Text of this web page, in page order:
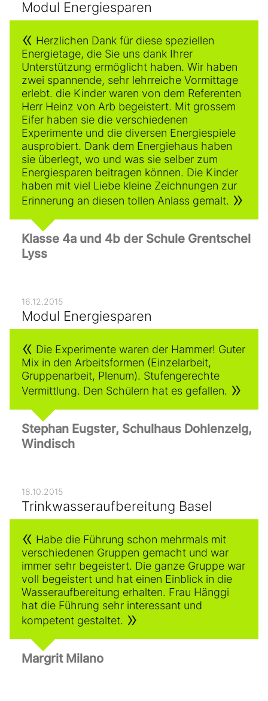
Modul Energiesparen
Herzlichen Dank für diese speziellen
Energietage, die Sie uns dank Ihrer
Unterstützung ermöglicht haben. Wir haben
zwei spannende, sehr lehrreiche Vormittage
erlebt. die Kinder waren von dem Referenten
Herr Heinz von Arb begeistert. Mit grossem
Eifer haben sie die verschiedenen
Experimente und die diversen Energiespiele
ausprobiert. Dank dem Energiehaus haben
sie überlegt, wo und was sie selber zum
Energiesparen beitragen können. Die Kinder
haben mit viel Liebe kleine Zeichnungen zur
Erinnerung an diesen tollen Anlass gemalt.
Klasse 4a und 4b der Schule Grentschel
Lyss
16.12.2015
Modul Energiesparen
Die Experimente waren der Hammer! Guter
Mix in den Arbeitsformen (Einzelarbeit,
Gruppenarbeit, Plenum). Stufengerechte
Vermittlung. Den Schülern hat es gefallen.
Stephan Eugster, Schulhaus Dohlenzelg,
Windisch
18.10.2015
Trinkwasseraufbereitung Basel
Habe die Führung schon mehrmals mit
verschiedenen Gruppen gemacht und war
immer sehr begeistert. Die ganze Gruppe war
voll begeistert und hat einen Einblick in die
Wasseraufbereitung erhalten. Frau Hänggi
hat die Führung sehr interessant und
kompetent gestaltet.
Margrit Milano